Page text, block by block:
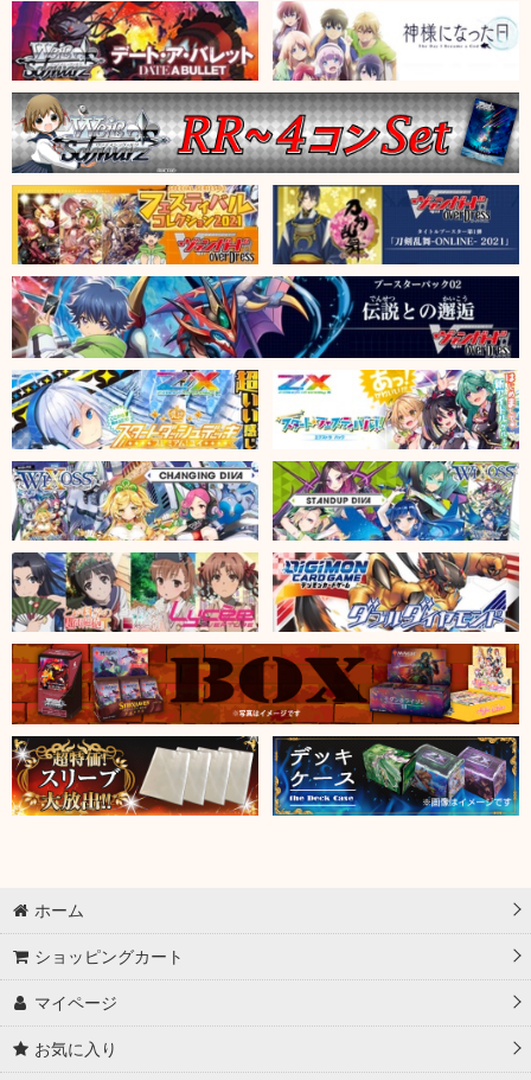
ホーム
ショッピングカート
マイページ
お気に入り